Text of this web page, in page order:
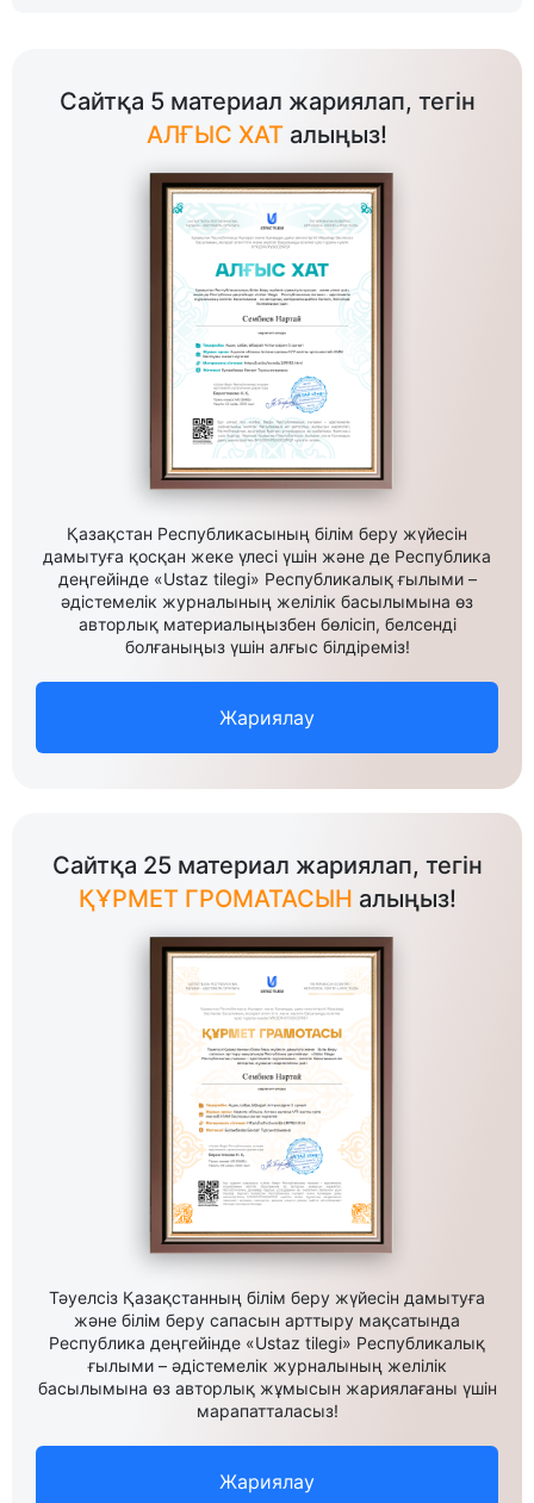
Сайтқа 5 материал жариялап, тегін
АЛҒЫС ХАТ алыңыз!
Қазақстан Республикасының білім беру жүйесін
дамытуға қосқан жеке үлесі үшін және де Республика
деңгейінде «Ustaz tilegi» Республикалық ғылыми –
әдістемелік журналының желілік басылымына өз
авторлық материалыңызбен бөлісіп, белсенді
болғаныңыз үшін алғыс білдіреміз!
Жариялау
Сайтқа 25 материал жариялап, тегін
ҚҰРМЕТ ГРОМАТАСЫН алыңыз!
Тәуелсіз Қазақстанның білім беру жүйесін дамытуға
және білім беру сапасын арттыру мақсатында
Республика деңгейінде «Ustaz tilegi» Республикалық
ғылыми – әдістемелік журналының желілік
басылымына өз авторлық жұмысын жариялағаны үшін
марапатталасыз!
Жариялау